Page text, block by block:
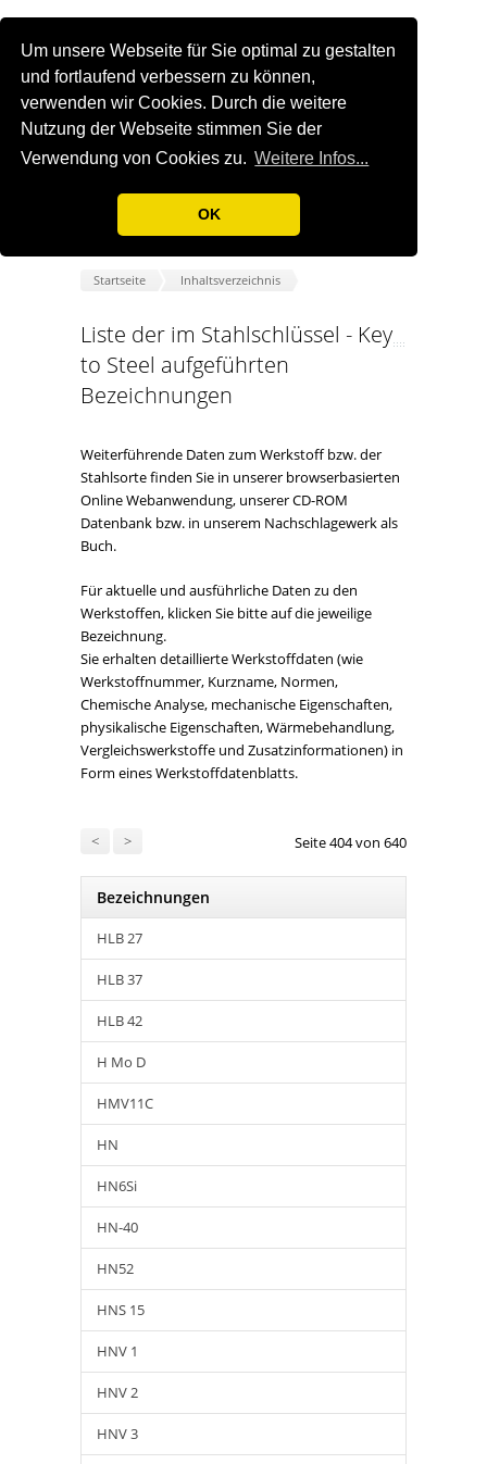
Um unsere Webseite für Sie optimal zu gestalten
und fortlaufend verbessern zu können,
verwenden wir Cookies. Durch die weitere
Nutzung der Webseite stimmen Sie der
Verwendung von Cookies zu. Weitere Infos...
OK
Startseite Inhaltsverzeichnis
Liste der im Stahlschlüssel - Key
to Steel aufgeführten
Bezeichnungen
Weiterführende Daten zum Werkstoff bzw. der
Stahlsorte finden Sie in unserer browserbasierten
Online Webanwendung, unserer CD-ROM
Datenbank bzw. in unserem Nachschlagewerk als
Buch.
Für aktuelle und ausführliche Daten zu den
Werkstoffen, klicken Sie bitte auf die jeweilige
Bezeichnung.
Sie erhalten detaillierte Werkstoffdaten (wie
Werkstoffnummer, Kurzname, Normen,
Chemische Analyse, mechanische Eigenschaften,
physikalische Eigenschaften, Wärmebehandlung,
Vergleichswerkstoffe und Zusatzinformationen) in
Form eines Werkstoffdatenblatts.
< > Seite 404 von 640
Bezeichnungen
HLB 27
HLB 37
HLB 42
H Mo D
HMV11C
HN
HN6Si
HN-40
HN52
HNS 15
HNV 1
HNV 2
HNV 3